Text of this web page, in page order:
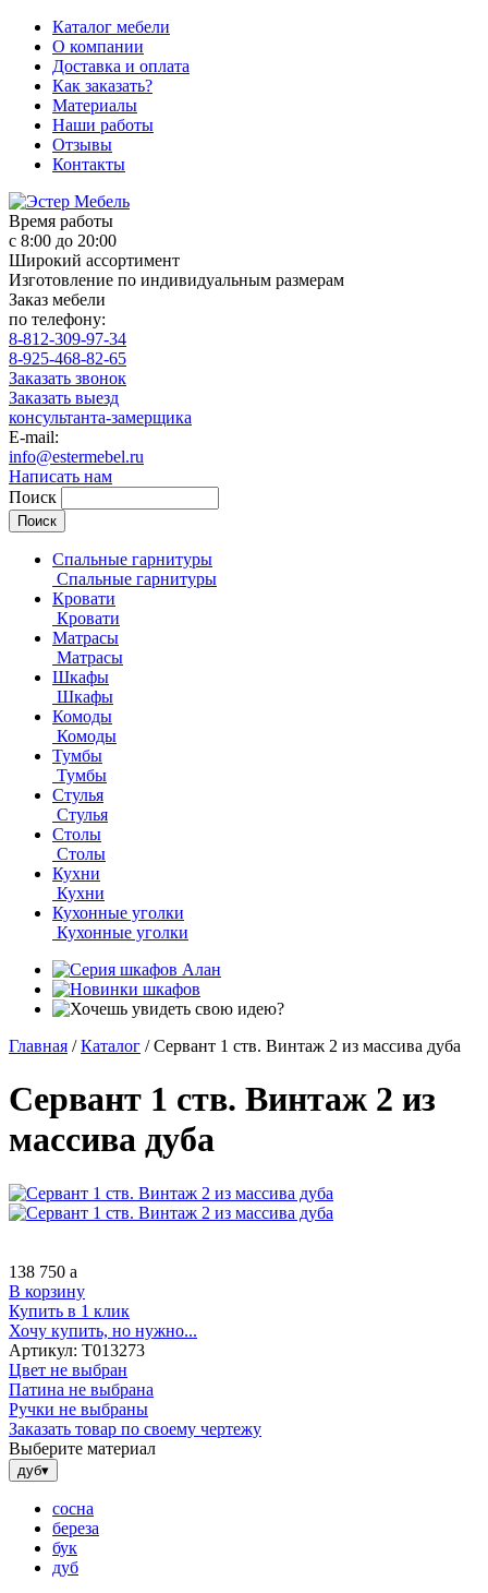
Каталог мебели
О компании
Доставка и оплата
Как заказать?
Материалы
Наши работы
Отзывы
Контакты
Время работы
с 8:00 до 20:00
Широкий ассортимент
Изготовление по индивидуальным размерам
Заказ мебели
по телефону:
8-812-309-97-34
8-925-468-82-65
Заказать звонок
Заказать выезд
консультанта-замерщика
E-mail:
info@estermebel.ru
Написать нам
Поиск
Спальные гарнитуры
Спальные гарнитуры
Кровати
Кровати
Матрасы
Матрасы
Шкафы
Шкафы
Комоды
Комоды
Тумбы
Тумбы
Стулья
Стулья
Столы
Столы
Кухни
Кухни
Кухонные уголки
Кухонные уголки
Главная / Каталог / Сервант 1 ств. Винтаж 2 из массива дуба
Сервант 1 ств. Винтаж 2 из
массива дуба
138 750 a
В корзину
Купить в 1 клик
Хочу купить, но нужно...
Артикул: Т013273
Цвет не выбран
Патина не выбрана
Ручки не выбраны
Заказать товар по своему чертежу
Выберите материал
дуб▾
сосна
береза
бук
дуб